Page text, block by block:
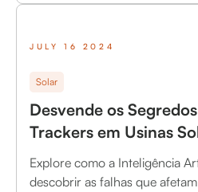
JULY 16 2024
Solar
Desvende os
Trackers em Usinas
Explore como a Inteligência
descobrir as falhas que